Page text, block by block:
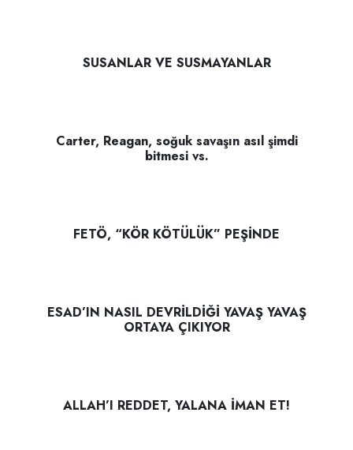
SUSANLAR VE SUSMAYANLAR
Carter, Reagan, soğuk savaşın asıl şimdi
bitmesi vs.
FETÖ, “KÖR KÖTÜLÜK” PEŞİNDE
ESAD’IN NASIL DEVRİLDİĞİ YAVAŞ YAVAŞ
ORTAYA ÇIKIYOR
ALLAH’I REDDET, YALANA İMAN ET!